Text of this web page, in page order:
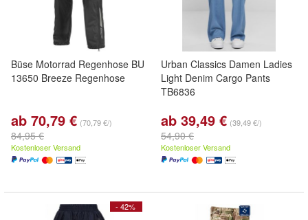
Büse Motorrad Regenhose BU
13650 Breeze Regenhose
ab 70,79 € (70,79 €/)
84,95 €
Kostenloser Versand
Urban Classics Damen Ladies
Light Denim Cargo Pants
TB6836
ab 39,49 € (39,49 €/)
54,90 €
Kostenloser Versand
- 42%